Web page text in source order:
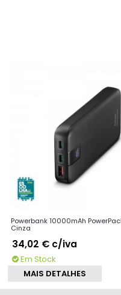
Powerbank 10000mAh
Cinza
34,02 € c/iva
Em Stock
MAIS DETALHES